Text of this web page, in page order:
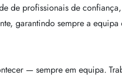
de profissionais de
garantindo sempre a
— sempre em equipa.